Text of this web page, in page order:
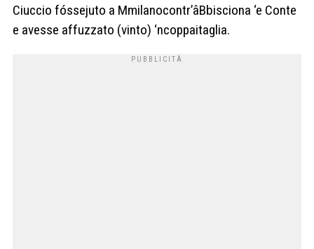
Ciuccio fóssejuto a Mmilanocontr’âBbisciona ‘e Conte
e avesse affuzzato (vinto) ‘ncoppaitaglia.